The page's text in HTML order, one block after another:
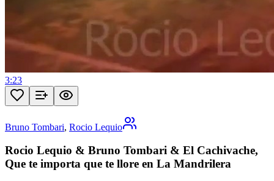
3:23
Bruno Tombari, Rocio Lequio
Rocio Lequio & Bruno Tombari & El Cachivache,
Que te importa que te llore en La Mandrilera